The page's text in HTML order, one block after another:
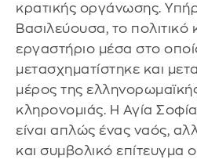
κρατικής οργάνωσης.
Βασιλεύουσα, το πολιτικό
εργαστήριο μέσα στο
μετασχηματίστηκε και
μέρος της ελληνορωμαϊκής
κληρονομιάς. Η Αγία
είναι απλώς ένας ναός,
και συμβολικό επίτευγμα